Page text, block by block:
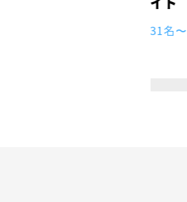
イト
31名〜